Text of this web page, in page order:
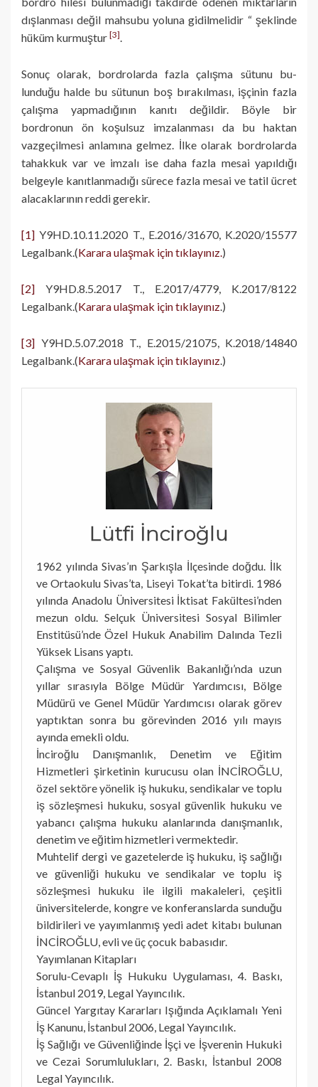
dışlanması değil mahsubu yoluna gidilmelidir “ şeklinde
hüküm kurmuştur [3]
Sonuç olarak, bordrolarda fazla çalışma sütunu bu­
lunduğu halde bu sütunun boş bırakılması, işçinin fazla
çalışma yapmadığının kanıtı değildir. Böyle bir
bordronun ön koşulsuz imzalanması da bu haktan
vazgeçilmesi anlamına gelmez. İlke olarak bordrolarda
tahakkuk var ve imzalı ise daha fazla mesai yapıldığı
belgeyle kanıtlanmadığı sürece fazla mesai ve tatil ücret
alacaklarının reddi gerekir.
[1] Y9HD.10.11.2020 T., E.2016/31670, K.2020/15577
Legalbank.(Karara ulaşmak için tıklayınız. )
[2] Y9HD.8.5.2017 T., E.2017/4779, K.2017/8122
Legalbank.(Karara ulaşmak için tıklayınız .)
[3] Y9HD.5.07.2018 T., E.2015/21075, K.2018/14840
Legalbank.(Karara ulaşmak için tıklayınız .)
Lütfi İnciroğlu
1962 yılında Sivas’ın Şarkışla İlçesinde doğdu. İlk
ve Ortaokulu Sivas’ta, Liseyi Tokat’ta bitirdi. 1986
yılında Anadolu Üniversitesi İktisat Fakültesi’nden
mezun oldu. Selçuk Üniversitesi Sosyal Bilimler
Enstitüsü’nde Özel Hukuk Anabilim Dalında Tezli
Yüksek Lisans yaptı.
Çalışma ve Sosyal Güvenlik Bakanlığı’nda uzun
yıllar sırasıyla Bölge Müdür Yardımcısı, Bölge
Müdürü ve Genel Müdür Yardımcısı olarak görev
yaptıktan sonra bu görevinden 2016 yılı mayıs
ayında emekli oldu.
İnciroğlu Danışmanlık, Denetim ve Eğitim
Hizmetleri şirketinin kurucusu olan İNCİROĞLU,
özel sektöre yönelik iş hukuku, sendikalar ve toplu
iş sözleşmesi hukuku, sosyal güvenlik hukuku ve
yabancı çalışma hukuku alanlarında danışmanlık,
denetim ve eğitim hizmetleri vermektedir.
Muhtelif dergi ve gazetelerde iş hukuku, iş sağlığı
ve güvenliği hukuku ve sendikalar ve toplu iş
sözleşmesi hukuku ile ilgili makaleleri, çeşitli
üniversitelerde, kongre ve konferanslarda sunduğu
bildirileri ve yayımlanmış yedi adet kitabı bulunan
İNCİROĞLU, evli ve üç çocuk babasıdır.
Yayımlanan Kitapları
Sorulu-Cevaplı İş Hukuku Uygulaması, 4. Baskı,
İstanbul 2019, Legal Yayıncılık.
Güncel Yargıtay Kararları Işığında Açıklamalı Yeni
İş Kanunu, İstanbul 2006, Legal Yayıncılık.
İş Sağlığı ve Güvenliğinde İşçi ve İşverenin Hukuki
ve Cezai Sorumlulukları, 2. Baskı, İstanbul 2008
Legal Yayıncılık.